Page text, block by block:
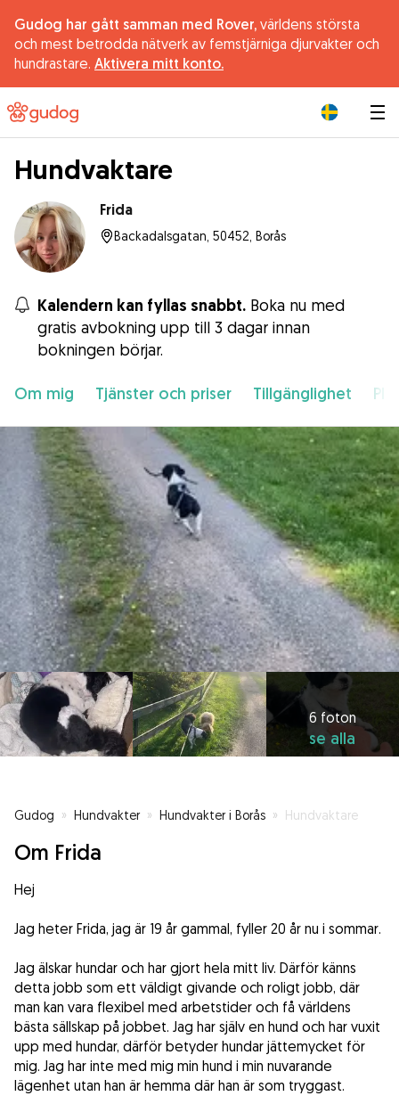
Gudog har gått samman med Rover, världens största
och mest betrodda nätverk av femstjärniga djurvakter och
hundrastare. Aktivera mitt konto.
Hundvaktare
Frida
Backadalsgatan, 50452, Borås
Kalendern kan fyllas snabbt. Boka nu med
gratis avbokning upp till 3 dagar innan
bokningen börjar.
Om mig Tjänster och priser Tillgänglighet
6 foton
se alla
Gudog » Hundvakter » Hundvakter i Borås » Hundvaktare
Om Frida
Hej
Jag heter Frida, jag är 19 år gammal, fyller 20 år nu i sommar.
Jag älskar hundar och har gjort hela mitt liv. Därför känns
detta jobb som ett väldigt givande och roligt jobb, där
man kan vara flexibel med arbetstider och få världens
bästa sällskap på jobbet. Jag har själv en hund och har vuxit
upp med hundar, därför betyder hundar jättemycket för
mig. Jag har inte med mig min hund i min nuvarande
lägenhet utan han är hemma där han är som tryggast.